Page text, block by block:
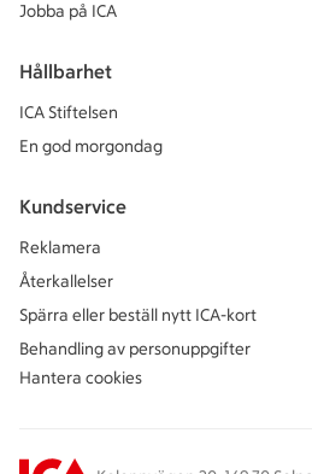
Jobba på ICA
Hållbarhet
ICA Stiftelsen
En god morgondag
Kundservice
Reklamera
Återkallelser
Spärra eller beställ nytt ICA-kort
Behandling av personuppgifter
Hantera cookies